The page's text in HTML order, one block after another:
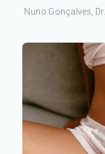
Nuno Gonçalves, Dr.